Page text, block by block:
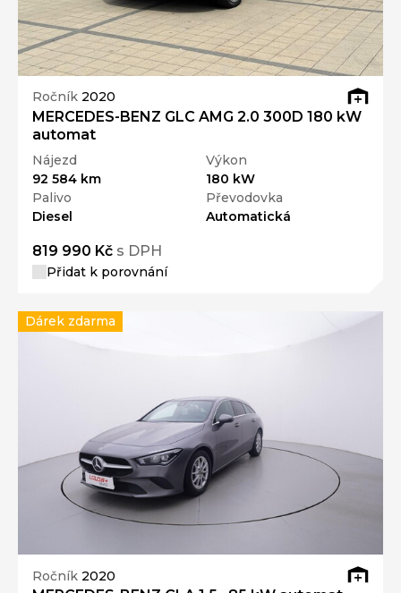
Ročník 2020
MERCEDES-BENZ GLC AMG 2.0 300D 180 kW
automat
Nájezd
92 584 km
Výkon
180 kW
Palivo
Diesel
Převodovka
Automatická
819 990 Kč s DPH
Přidat k porovnání
Ročník 2020
Dárek zdarma